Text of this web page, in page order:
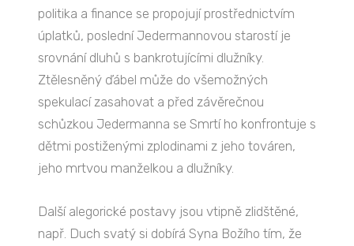
politika a finance se propojují prostřednictvím
úplatků, poslední Jedermannovou starostí je
srovnání dluhů s bankrotujícími dlužníky.
Ztělesněný ďábel může do všemožných
spekulací zasahovat a před závěrečnou
schůzkou Jedermanna se Smrtí ho konfrontuje s
dětmi postiženými zplodinami z jeho továren,
jeho mrtvou manželkou a dlužníky.
Další alegorické postavy jsou vtipně zlidštěné,
např. Duch svatý si dobírá Syna Božího tím, že